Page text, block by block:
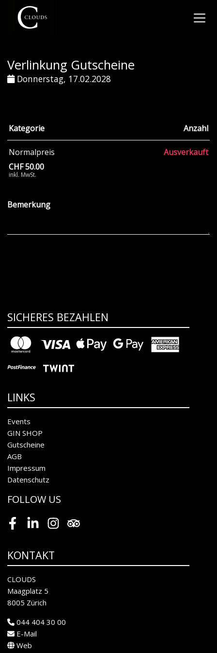
Verlinkung Gutscheine
Donnerstag, 17.02.2028
Kategorie Anzahl
Normalpreis
CHF 50.00
inkl. MwSt.
Ausverkauft
Bemerkung
SICHERES BEZAHLEN
LINKS
Events
GIN SHOP
Gutscheine
AGB
Impressum
Datenschutz
FOLLOW US
FacebookLinkedInInstagramTripadvisor
KONTAKT
CLOUDS
Maagplatz 5
8005 Zürich
044 404 30 00
E-Mail
Web